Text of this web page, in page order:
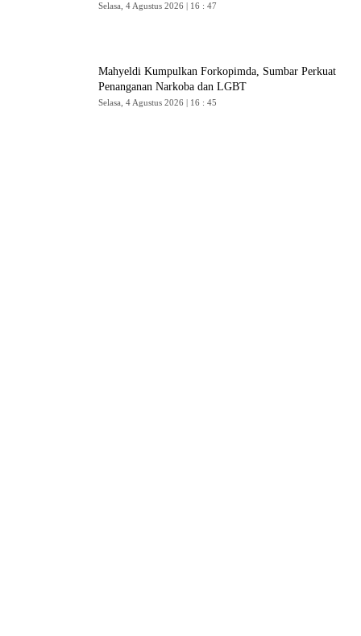
Selasa, 4 Agustus 2026 | 16 : 47
Mahyeldi Kumpulkan Forkopimda, Sumbar Perkuat
Penanganan Narkoba dan LGBT
Selasa, 4 Agustus 2026 | 16 : 45